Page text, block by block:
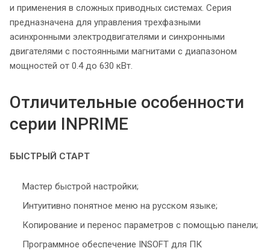
и применения в сложных приводных системах. Серия
предназначена для управления трехфазными
асинхронными электродвигателями и синхронными
двигателями с постоянными магнитами с диапазоном
мощностей от 0.4 до 630 кВт.
Отличительные особенности
серии INPRIME
БЫСТРЫЙ СТАРТ
Мастер быстрой настройки;
Интуитивно понятное меню на русском языке;
Копирование и перенос параметров с помощью панели;
Программное обеспечение INSOFT для ПК